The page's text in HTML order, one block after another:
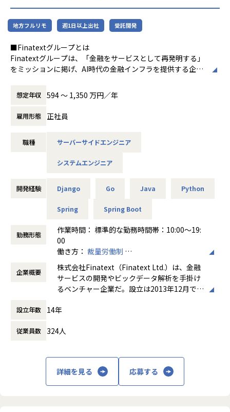
・API設計やバックエンドの実装など、フロントエンドに閉
じない領域への挑戦
■ポジションの魅力
・ビジネスロジックが複雑なマッチングプロダクトの設計〜
デリバリーまでを一気通貫で経験できる
・エンジニアが要件定義・仕様策定からBizサイドやPdMと
・設計方針のディスカッションや開発プロセスの改善を、チ
・軽貨物・一般貨物の両ドメインに関わるため、物流マッチ
・フロントエンドに閉じず、API設計やバックエンドにも越
チャーが浸透し、
考え方がベースにあります。
ハコベルでは複数プロダクトを展開しており、プロダクトご
とに使用する言語が異なります。
ご希望やポジション状況によって、他言語のプロダクト開発
に領域を広げていくことも選択肢としてございます。
▼キャリア事例
・20代でエンジニアリングマネージャーにキャリアアップ
・エンジニアからPdMへキャリアチェンジ
年齢を問わずご活躍できるフィールドがあり、20-30代の若
手メンバーが活躍しています！
地方フルリモ 週1日以上出社 受託開発
■Finatextグループとは
Finatextグループは、「金融をサービスとして再発明する」
をミッションに掲げ、AI時代の金融インフラを提供する企業
金融のDXを推進し、非金融事業者の金融サービスの参入障壁
を下げることで、金融がもっと暮らしに寄り添う世の中の実
現を目指しています。 金融サービスのあるべき姿をユーザー
視点から見直し、パートナー事業者と共に新しい金融サービ
ータAIソリューションの「株式会社ナウキャスト」、証券ビ
ス」、次世代型デジタル保険の「スマートプラス少額短期保
する「株式会社スマートプラスクレジット」といった事業会
現在、日本の多くの金融機関は、レガシーで重厚長大なシス
テムによって、デジタルな顧客体験を最適化するような改善
が行えないという課題を抱えています。 こういった課題を抱
える日本の金融システムを、モダンな環境（オンプレミス→
クラウド）、技術（Go/コンテナ）、設計（モノリス→マイ
クロサービス）を使って作り直しています。 スタートアップ
ながら、三菱UFJフィナンシャル・グループ、大和証券、MS
&AD、日本生命などの日本を代表する企業とインフラ領域で
協業し、高い評価を得ております。
FintechSHIFT
想定年収 594 〜 1,350 万円／年
雇用形態 正社員
職種 サーバーサイドエンジニア
システムエンジニア
開発経験 Django Go Java Python
Spring Spring Boot
勤務形態
作業時間： 標準的な勤務時間帯：10:00～19:
00
働き方： 裁量労働制
時間外労働の有無： 有（月平均30時間）
休憩時間： 60分
企業概要
株式会社Finatext（Finatext Ltd.）は、金融
サービスの開発やビックデータ解析を手掛け
るベンチャー企業だ。設立は2013年12月で、
事業を展開しております。
グループとして3つの事業を展開し、Finatex
ズムなどを提供しております。累計200万DL
を越える投資コミュニティアプリの開発・運
営も行っております。2016年8月に経営統合
設立年数 14年
従業員数 324人
詳細を見る 応募する